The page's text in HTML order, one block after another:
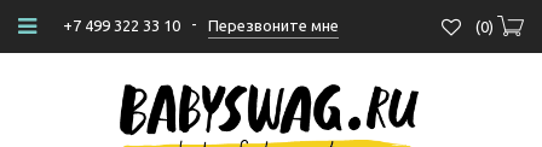
+7 499 322 33 10 - Перезвоните мне (0)